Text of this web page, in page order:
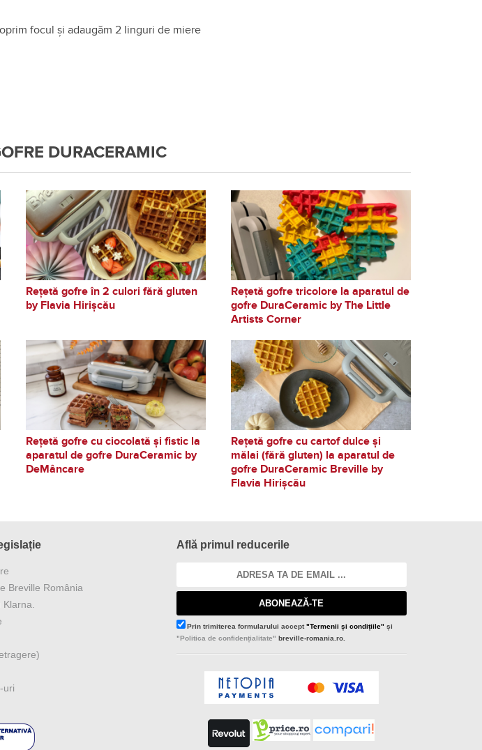
focul și adaugăm 2 linguri de miere
DURACERAMIC
Rețetă gofre în 2 culori fără gluten
by Flavia Hirișcău
Rețetă gofre tricolore la aparatul de
gofre DuraCeramic by The Little
Artists Corner
Rețetă gofre cu ciocolată și fistic la
aparatul de gofre DuraCeramic by
DeMâncare
Rețetă gofre cu cartof dulce și
mălai (fără gluten) la aparatul de
gofre DuraCeramic Breville by
Flavia Hirișcău
Breville România
uri
Află primul reducerile
ABONEAZĂ-TE
Prin trimiterea formularului accept"Termenii și condițiile" și
"Politica de confidențialitate" breville-romania.ro.